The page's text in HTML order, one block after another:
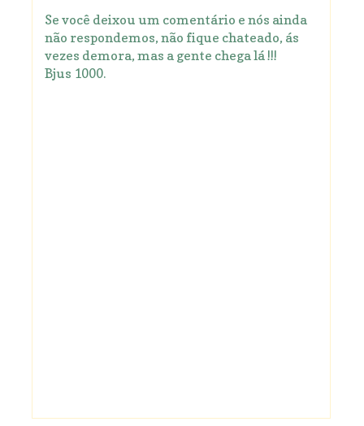
Se você deixou um comentário e nós ainda
não respondemos, não fique chateado, ás
vezes demora, mas a gente chega lá !!!
Bjus 1000.